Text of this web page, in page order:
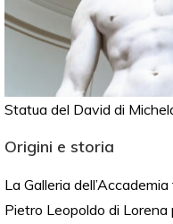
Statua del David di
Origini e storia
La Galleria
Pietro Leopoldo di